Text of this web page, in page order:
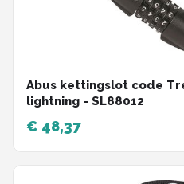
Abus kettingslot code
lightning - SL88012
€ 48,37